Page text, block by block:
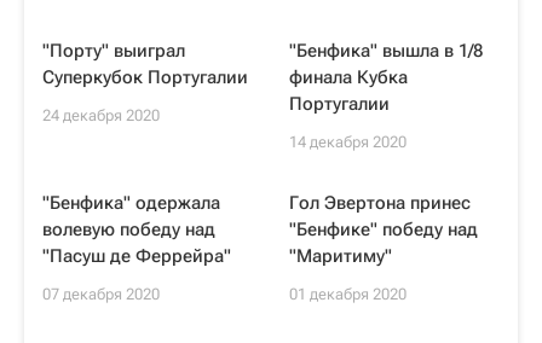
"Порту" выиграл
Суперкубок Португалии
24 декабря 2020
"Бенфика" вышла в 1/8
финала Кубка
Португалии
14 декабря 2020
"Бенфика" одержала
волевую победу над
"Пасуш де Феррейра"
07 декабря 2020
Гол Эвертона принес
"Бенфике" победу над
"Маритиму"
01 декабря 2020